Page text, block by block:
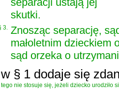
skutki.
3. Znosząc separację,
małoletnim dzieckiem
sąd orzeka o
§ 1 dodaje się
nie stosuje się, jeżeli dziecko urodziło